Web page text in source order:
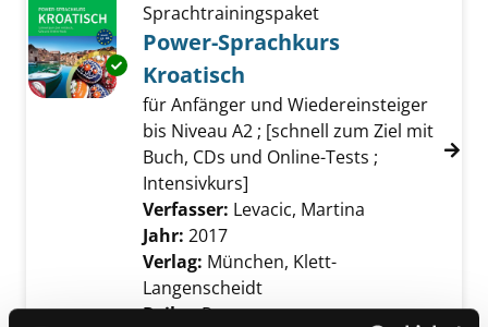
Exemplar-Details von Power-Sprachkurs
Sprachtrainingspaket
Power-Sprachkurs
Kroatisch
für Anfänger und Wiedereinsteiger
bis Niveau A2 ; [schnell zum Ziel mit
Buch, CDs und Online-Tests ;
Intensivkurs]
Verfasser: Levacic, Martina
Jahr: 2017
Verlag: München, Klett-
Langenscheidt
Reihe:Pons